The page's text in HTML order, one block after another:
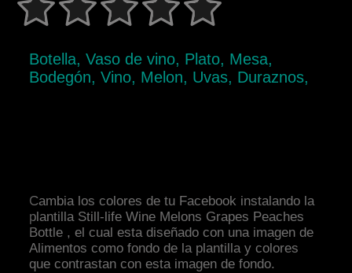
Botella, Vaso de vino, Plato, Mesa,
Bodegón, Vino, Melon, Uvas, Duraznos,
Cambia los colores de tu Facebook instalando la
plantilla Still-life Wine Melons Grapes Peaches
Bottle , el cual esta diseñado con una imagen de
Alimentos como fondo de la plantilla y colores
que contrastan con esta imagen de fondo.